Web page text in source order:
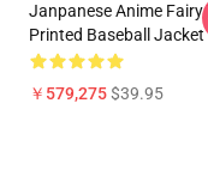
Janpanese Anime Fairy
Printed Baseball Jacket
￥579,275$39.95